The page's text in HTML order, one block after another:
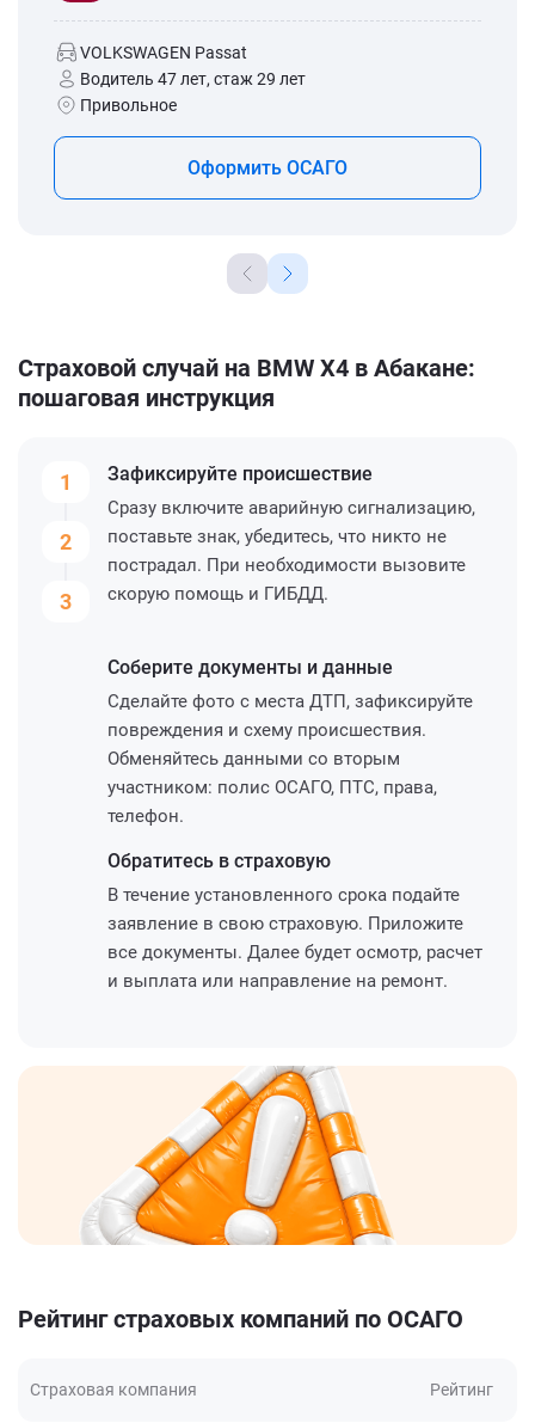
VOLKSWAGEN Passat
Водитель 47 лет, стаж 29 лет
Привольное
Оформить ОСАГО
Страховой случай на BMW X4 в Абакане:
пошаговая инструкция
1
2
3
Зафиксируйте происшествие
Сразу включите аварийную сигнализацию,
поставьте знак, убедитесь, что никто не
пострадал. При необходимости вызовите
скорую помощь и ГИБДД.
Соберите документы и данные
Сделайте фото с места ДТП, зафиксируйте
повреждения и схему происшествия.
Обменяйтесь данными со вторым
участником: полис ОСАГО, ПТС, права,
телефон.
Обратитесь в страховую
В течение установленного срока подайте
заявление в свою страховую. Приложите
все документы. Далее будет осмотр, расчет
и выплата или направление на ремонт.
Рейтинг страховых компаний по ОСАГО
Страховая компания Рейтинг